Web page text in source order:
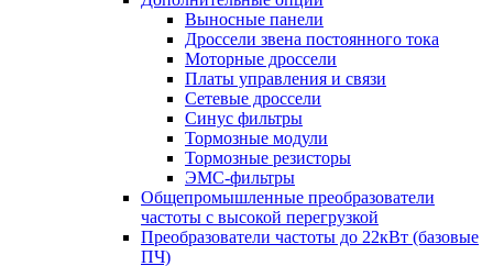
Выносные панели
Дроссели звена постоянного тока
Моторные дроссели
Платы управления и связи
Сетевые дроссели
Синус фильтры
Тормозные модули
Тормозные резисторы
ЭМС-фильтры
Общепромышленные преобразователи
частоты с высокой перегрузкой
Преобразователи частоты до 22кВт (базовые
ПЧ)